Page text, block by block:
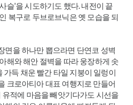
슬'을 시도하기도 했다. 내전이 끝
복구로 두브로브닉은 옛 모습을 되
면을 하나만 뽑으라면 단연코 성벽
해와 해안 절벽을 따라 웅장하게 솟
가득 채운 빨간 타일 지붕이 일렁이
크로아티아 대표 여행지로 만들어
적에 마음을 빼앗기다가도 시선을